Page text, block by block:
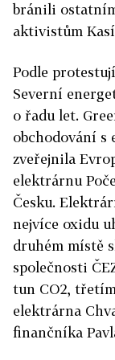
bránili
aktivistům
Podle
Severní
o řadu let.
obchodování s
zveřejnila
elektrárnu
Česku.
nejvíce oxidu
druhém místě
společnosti
tun CO2,
elektrárna
finančníka